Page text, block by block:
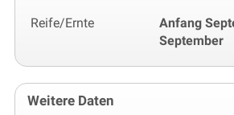
Reife/Ernte
Anfang
September
Weitere Daten